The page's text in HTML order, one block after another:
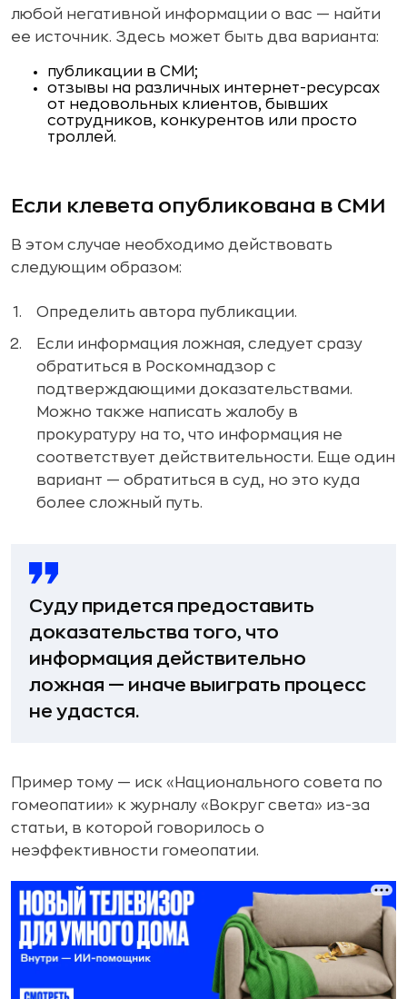
любой негативной информации о вас — найти
ее источник. Здесь может быть два варианта:
публикации в СМИ;
отзывы на различных интернет-ресурсах
от недовольных клиентов, бывших
сотрудников, конкурентов или просто
троллей.
Если клевета опубликована в СМИ
В этом случае необходимо действовать
следующим образом:
Определить автора публикации.
Если информация ложная, следует сразу
обратиться в Роскомнадзор с
подтверждающими доказательствами.
Можно также написать жалобу в
прокуратуру на то, что информация не
соответствует действительности. Еще один
вариант — обратиться в суд, но это куда
более сложный путь.
Суду придется предоставить
доказательства того, что
информация действительно
ложная — иначе выиграть процесс
не удастся.
Пример тому — иск «Национального совета по
гомеопатии» к журналу «Вокруг света» из-за
статьи, в которой говорилось о
неэффективности гомеопатии.